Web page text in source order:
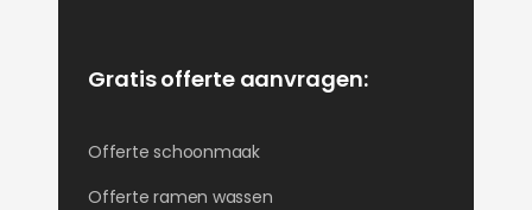
Gratis offerte aanvragen:
Offerte schoonmaak
Offerte ramen wassen